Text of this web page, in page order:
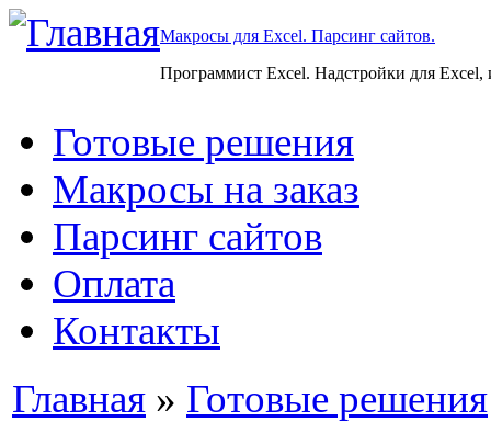
Макросы для Excel. Парсинг сайтов.
Программист Excel. Надстройки для Excel,
Готовые решения
Макросы на заказ
Парсинг сайтов
Оплата
Контакты
Главная » Готовые решения